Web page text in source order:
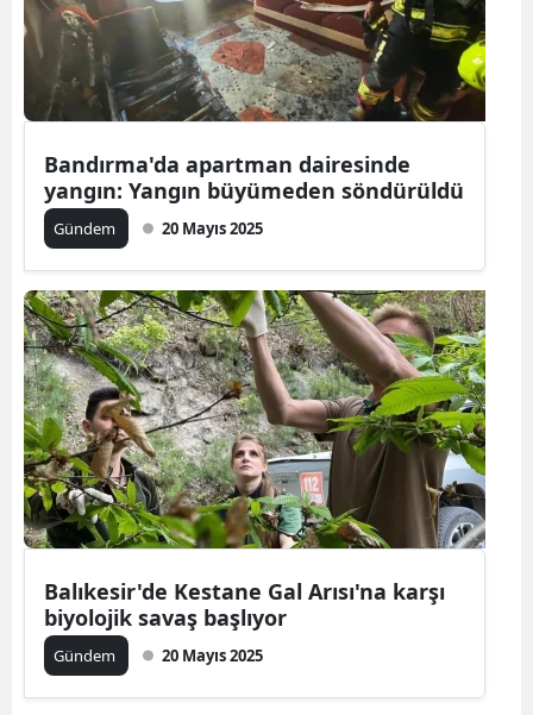
Bandırma'da apartman dairesinde
yangın: Yangın büyümeden söndürüldü
Gündem 20 Mayıs 2025
Balıkesir'de Kestane Gal Arısı'na karşı
biyolojik savaş başlıyor
Gündem 20 Mayıs 2025